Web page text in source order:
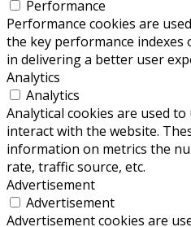
Performance
Performance cookies are
the key performance indexes
in delivering a better user
Analytics
Analytics
Analytical cookies are used
interact with the website.
information on metrics the
rate, traffic source, etc.
Advertisement
Advertisement
Advertisement cookies are